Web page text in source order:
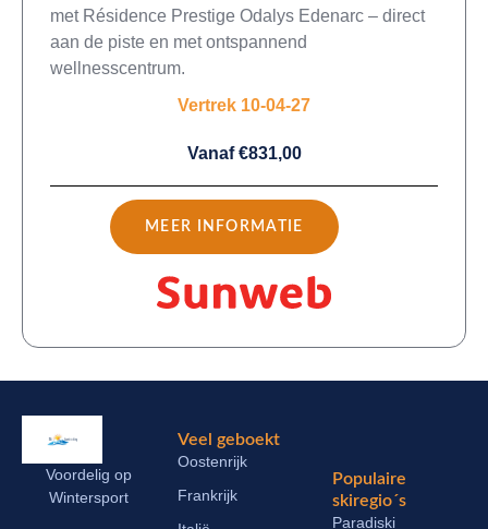
met Résidence Prestige Odalys Edenarc – direct
aan de piste en met ontspannend
wellnesscentrum.
Vertrek 10-04-27
Vanaf €831,00
MEER INFORMATIE
Voordelig op
Wintersport
Veel geboekt
Oostenrijk
Frankrijk
Populaire
skiregio´s
Paradiski